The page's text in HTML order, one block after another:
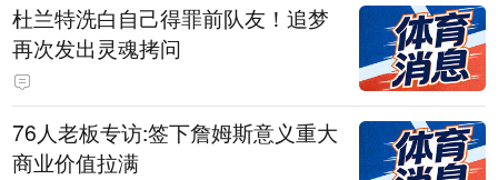
杜兰特洗白自己得罪前队友！追梦
再次发出灵魂拷问
76人老板专访:签下詹姆斯意义重大
商业价值拉满